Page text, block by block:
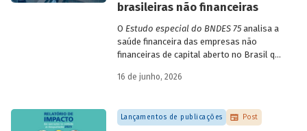
brasileiras não financeiras
O Estudo especial do BNDES 75analisa a
saúde financeira das empresas não
financeiras de capital aberto no Brasil que
valores. Para isso, parte de uma amostra
de finanças e seguros – e de quatro
dimensões: lucratividade, solvência,
16 de junho, 2026
Lançamentos de publicações Post